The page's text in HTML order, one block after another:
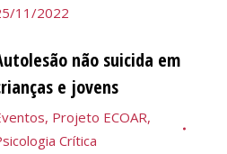
11/2022
não suicida em
e jovens
, Projeto ECOAR,
Crítica